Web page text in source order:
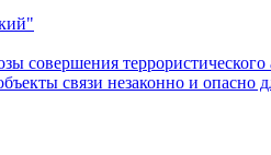
совершения террористического
связи незаконно и опасно